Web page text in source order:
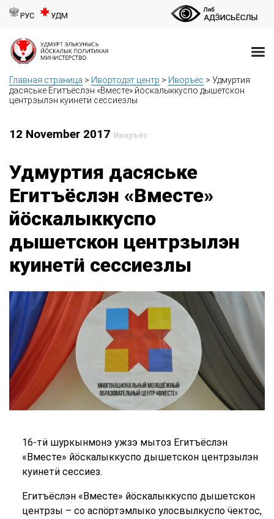
РУС УДМ
Главная страница > Ивортодэт центр > Иворъёс > Удмуртия
дасяське Егитъёслэн «Вместе» йӧскалыккуспо дышетскон
центрзылэн куинетӥ сессиезлы
12 November 2017 Иворъёс
Удмуртия дасяське
Егитъёслэн «Вместе»
йӧскалыккуспо
дышетскон центрзылэн
куинетӥ сессиезлы
16-тӥ шуркынмонэ ужзэ мытоз Егитъёслэн
«Вместе» йӧскалыккуспо дышетскон центрзылэн
куинетӥ сессиез.
Егитъёслэн «Вместе» йӧскалыккуспо дышетскон
центрзы – со аспӧртэмлыко улосвылкуспо ӵектос,